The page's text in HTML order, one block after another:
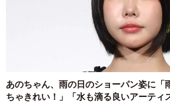
あのちゃん、雨の日のショーパン姿に「
ちゃきれい！」「水も滴る良いアーテ